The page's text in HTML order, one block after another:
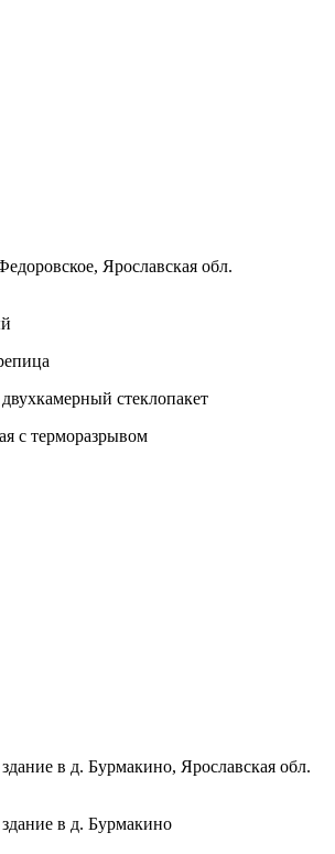
Ярославская обл.
стеклопакет
с терморазрывом
в д. Бурмакино, Ярославская обл.
в д. Бурмакино